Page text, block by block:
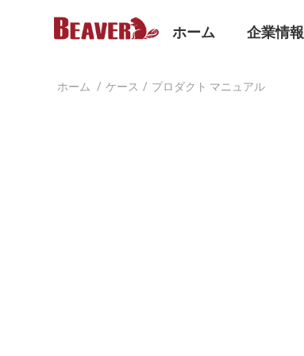
ホーム 企業情報
ホーム / ケース / プロダクト マニュアル